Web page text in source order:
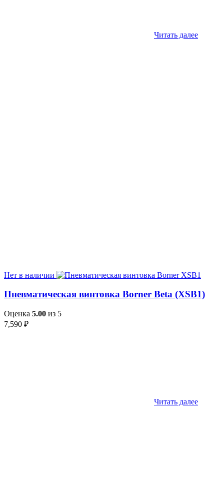
Читать далее
Нет в наличии
Пневматическая винтовка Borner Beta (XSB1)
Оценка 5.00 из 5
7,590 ₽
Читать далее